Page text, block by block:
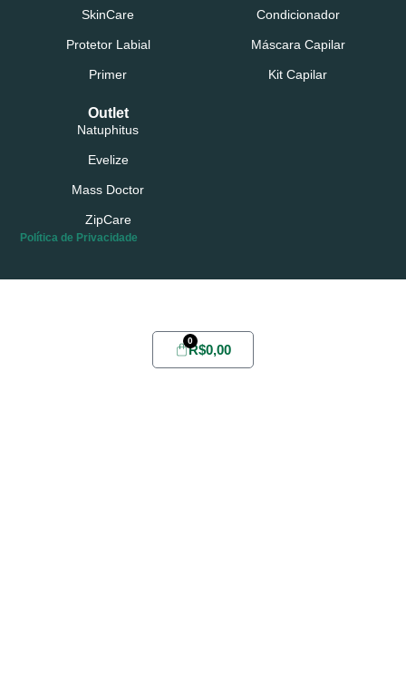
SkinCare
Protetor Labial
Primer
Condicionador
Máscara Capilar
Kit Capilar
Outlet
Natuphitus
Evelize
Mass Doctor
ZipCare
Política de Privacidade
R$0,00
0